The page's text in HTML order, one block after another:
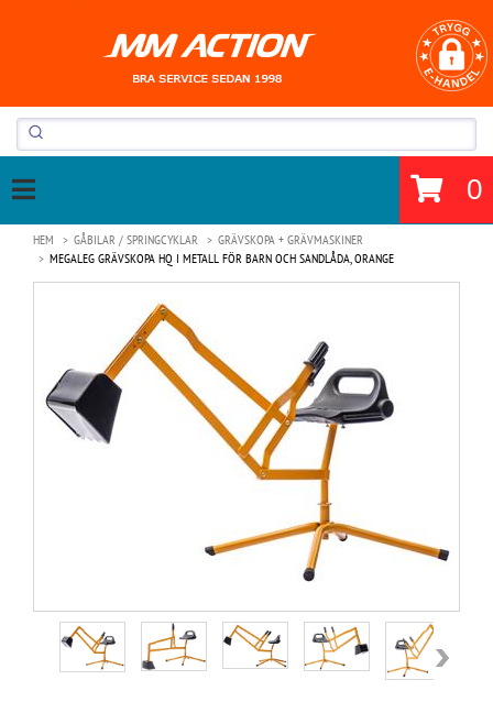
0
HEM GÅBILAR / SPRINGCYKLAR
GRÄVSKOPA + GRÄVMASKINER
MEGALEG GRÄVSKOPA HQ I METALL FÖR BARN OCH SANDLÅDA, ORANGE